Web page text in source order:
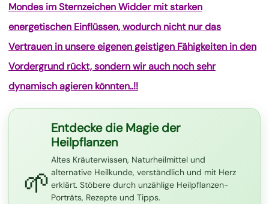
Mondes im Sternzeichen Widder mit starken
energetischen Einflüssen, wodurch nicht nur das
Vertrauen in unsere eigenen geistigen Fähigkeiten in den
Vordergrund rückt, sondern wir auch noch sehr
dynamisch agieren könnten..!!
🌱
Entdecke die Magie der
Heilpflanzen
Altes Kräuterwissen, Naturheilmittel und
alternative Heilkunde, verständlich und mit Herz
erklärt. Stöbere durch unzählige Heilpflanzen-
Porträts, Rezepte und Tipps.